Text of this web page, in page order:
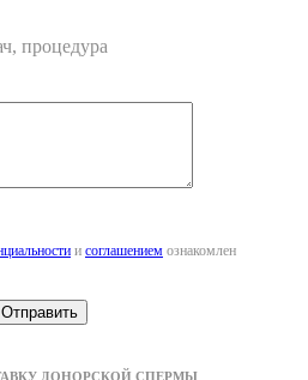
процедура
и соглашением ознакомлен
ДОНОРСКОЙ СПЕРМЫ